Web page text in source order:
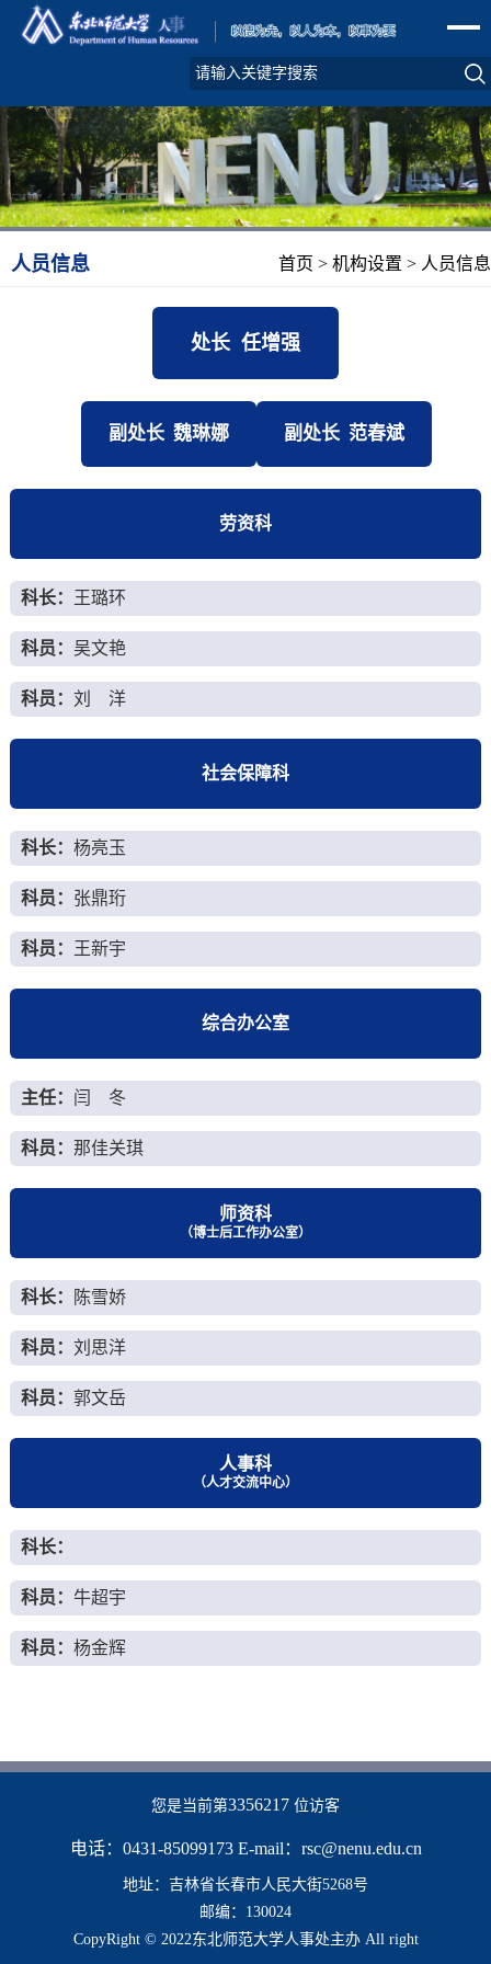
人员信息 首页 > 机构设置 > 人员信息
处长 任增强
副处长 魏琳娜 副处长 范春斌
劳资科
科长： 王璐环
科员： 吴文艳
科员： 刘 洋
社会保障科
科长： 杨亮玉
科员： 张鼎珩
科员： 王新宇
综合办公室
主任： 闫 冬
科员： 那佳关琪
师资科
（博士后工作办公室）
科长： 陈雪娇
科员： 刘思洋
科员： 郭文岳
人事科
（人才交流中心）
科长：
科员： 牛超宇
科员： 杨金辉
您是当前第3356217 位访客
电话：0431-85099173 E-mail：rsc@nenu.edu.cn
地址：吉林省长春市人民大街5268号
邮编：130024
CopyRight © 2022东北师范大学人事处主办 All right